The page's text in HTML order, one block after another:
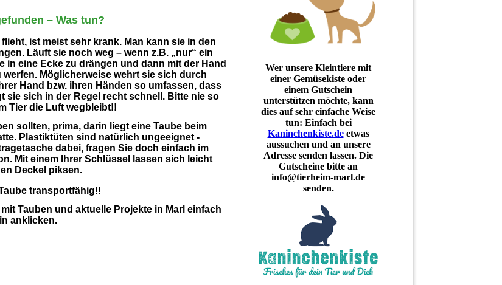
– Was tun?
ist meist sehr krank. Man kann sie in den
Läuft sie noch weg – wenn z.B. „nur“ ein
eine Ecke zu drängen und dann mit der Hand
Möglicherweise wehrt sie sich durch
Hand bzw. ihren Händen so umfassen, dass
sie sich in der Regel recht schnell. Bitte nie so
Tier die Luft wegbleibt!!
sollten, prima, darin liegt eine Taube beim
Plastiktüten sind natürlich ungeeignet -
dabei, fragen Sie doch einfach im
Mit einem Ihrer Schlüssel lassen sich leicht
Deckel piksen.
transportfähig!!
Tauben und aktuelle Projekte in Marl einfach
anklicken.
Wer unsere Kleintiere mit
einer Gemüsekiste oder
einem Gutschein
unterstützen möchte, kann
dies auf sehr einfache Weise
tun: Einfach bei
Kaninchenkiste.deetwas
aussuchen und an unsere
Adresse senden lassen. Die
Gutscheine bitte an
info@tierheim-marl.de
senden.